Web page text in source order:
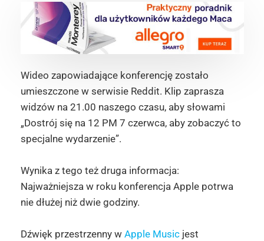
Wideo zapowiadające konferencję zostało
umieszczone w serwisie Reddit. Klip zaprasza
widzów na 21.00 naszego czasu, aby słowami
„Dostrój się na 12 PM 7 czerwca, aby zobaczyć to
specjalne wydarzenie”.
Wynika z tego też druga informacja:
Najważniejsza w roku konferencja Apple potrwa
nie dłużej niż dwie godziny.
Dźwięk przestrzenny w Apple Musicjest